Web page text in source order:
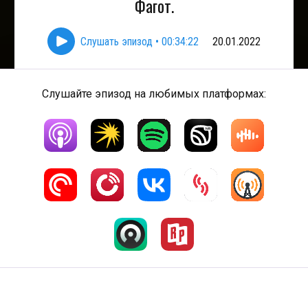
Фагот.
Слушать эпизод • 00:34:22 20.01.2022
Слушайте эпизод на любимых платформах: